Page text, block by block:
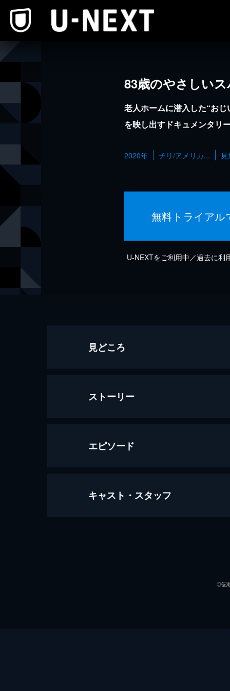
83歳のやさしい
老人ホームに潜入した“お
を映し出すドキュメンタリ
2020年 チリ/アメリカ...
無料トライアル
U-NEXTをご利用中／過去に利
見どころ
ストーリー
エピソード
83歳のやさしいスパイ
キャスト・スタッフ
◎記